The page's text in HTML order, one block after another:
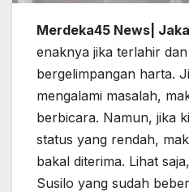
Merdeka45 News|
enaknya jika terlahir
bergelimpangan harta.
mengalami masalah,
berbicara. Namun, jika
status yang rendah,
bakal diterima. Lihat
Susilo yang sudah